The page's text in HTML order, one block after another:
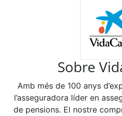
Sobre
Amb més de 100 anys
l’asseguradora líder en
de pensions. El nostre